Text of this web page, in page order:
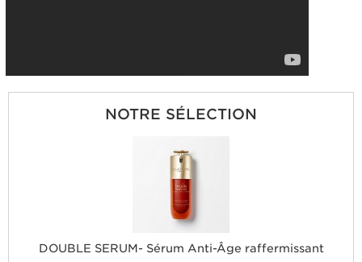
NOTRE SÉLECTION
DOUBLE SERUM- Sérum Anti-Âge raffermissant